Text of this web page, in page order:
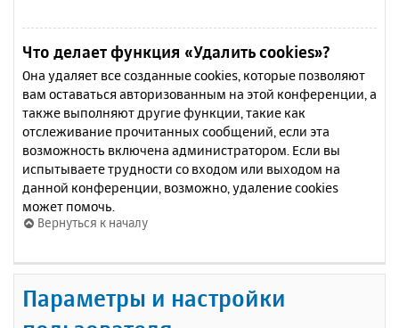
Что делает функция «Удалить cookies»?
Она удаляет все созданные cookies, которые позволяют
вам оставаться авторизованным на этой конференции, а
также выполняют другие функции, такие как
отслеживание прочитанных сообщений, если эта
возможность включена администратором. Если вы
испытываете трудности со входом или выходом на
данной конференции, возможно, удаление cookies
может помочь.
Вернуться к началу
Параметры и настройки